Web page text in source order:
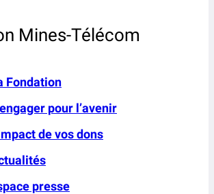
Mines-Télécom
Fondation
pour l’avenir
de vos dons
presse